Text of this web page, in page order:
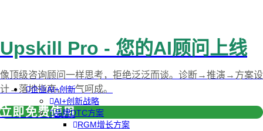
企业AI+创新
AI+创新战略
品牌DTC方案
RGM增长方案
Upskill Pro - 您的AI顾问上线
像顶级咨询顾问一样思考，拒绝泛泛而谈。诊断→推演→方案设
计→落地指南，一气呵成。
立即免费使用